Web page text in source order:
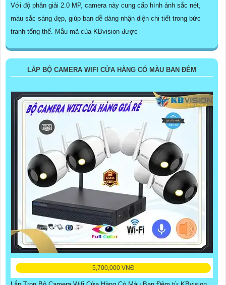
Với độ phân giải 2.0 MP, camera này cung cấp hình ảnh sắc nét,
màu sắc sáng đẹp, giúp bạn dễ dàng nhận diện chi tiết trong bức
tranh tổng thể. Mẫu mã của KBvision được
LẮP BỘ CAMERA WIFI CỬA HÀNG CÓ MÀU BAN ĐÊM
5,700,000 VNĐ